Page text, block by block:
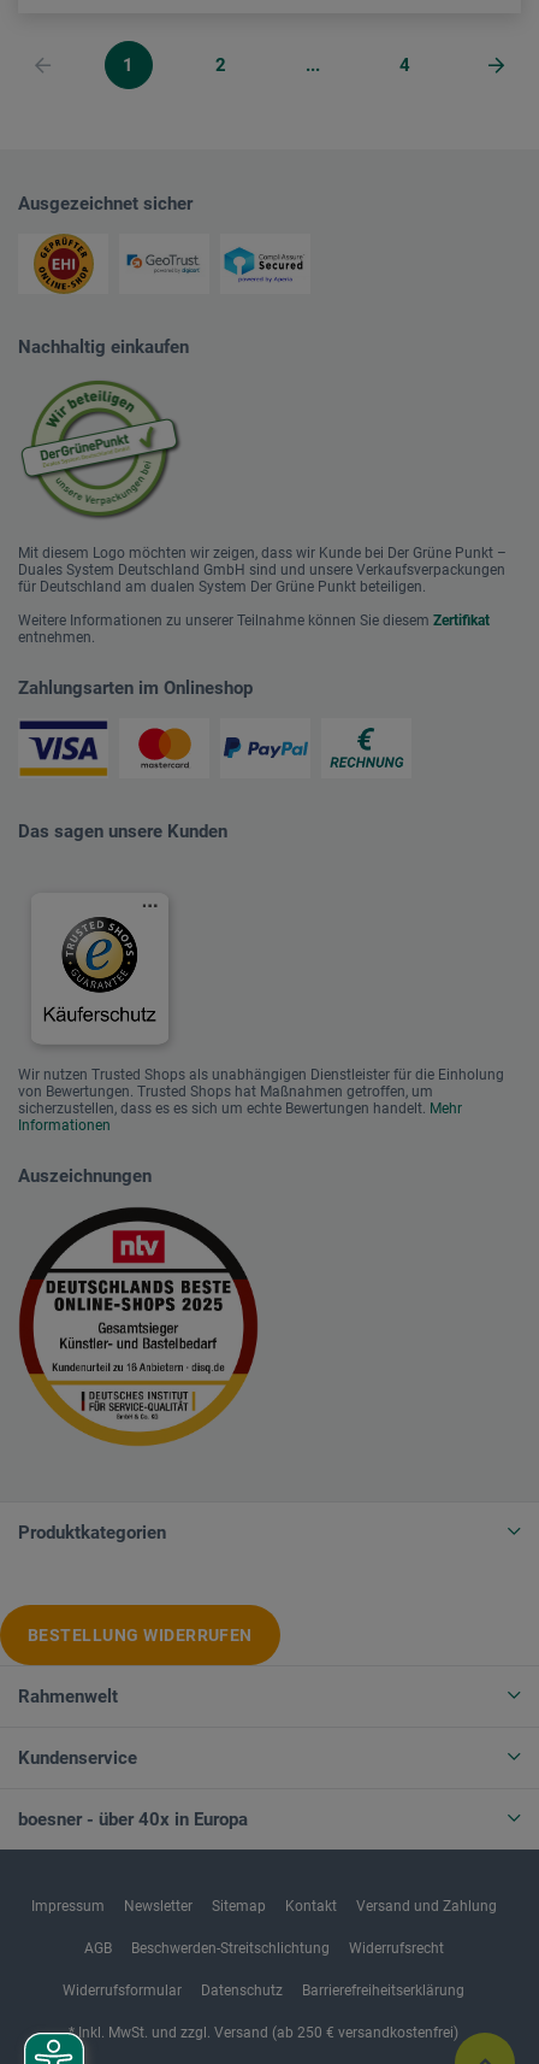
1 2 ... 4
Ausgezeichnet sicher
Nachhaltig einkaufen
Mit diesem Logo möchten wir zeigen, dass wir Kunde bei Der Grüne Punkt –
Duales System Deutschland GmbH sind und unsere Verkaufsverpackungen
für Deutschland am dualen System Der Grüne Punkt beteiligen.
Weitere Informationen zu unserer Teilnahme können Sie diesem Zertifikat
entnehmen.
Zahlungsarten im Onlineshop
Das sagen unsere Kunden
Wir nutzen Trusted Shops als unabhängigen Dienstleister für die Einholung
von Bewertungen. Trusted Shops hat Maßnahmen getroffen, um
sicherzustellen, dass es es sich um echte Bewertungen handelt. Mehr
Informationen
Auszeichnungen
Produktkategorien
BESTELLUNG WIDERRUFEN
Rahmenwelt
Kundenservice
boesner - über 40x in Europa
Impressum Newsletter Sitemap Kontakt Versand und Zahlung
AGB Beschwerden-Streitschlichtung Widerrufsrecht
Widerrufsformular Datenschutz Barrierefreiheitserklärung
* Inkl. MwSt. und zzgl. Versand (ab 250 € versandkostenfrei)